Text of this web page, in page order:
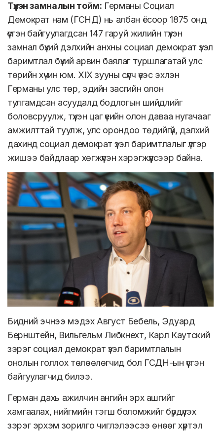
Түүхэн замналын тойм: Германы Социал
Демократ нам (ГСНД) нь албан ёсоор 1875 онд
үүсгэн байгуулагдсан 147 гаруй жилийн түүхэн
замнал бүхий дэлхийн анхны социал демократ үзэл
баримтлал бүхий арвин баялаг туршлагатай улс
төрийн хүчин юм. XIX зууны сүүлч үеэс эхлэн
Германы улс төр, эдийн засгийн олон
тулгамдсан асуудалд бодлогын шийдлийг
боловсруулж, түүхэн цаг үеийн олон даваа нугачааг
амжилттай туулж, улс орондоо төдийгүй, дэлхий
дахинд социал демократ үзэл баримтлалыг үлгэр
жишээ байдлаар хөгжүүлэн хэрэгжүүлсээр байна.
Бидний эчнээ мэдэх Август Бебель, Эдуард
Бернштейн, Вильгельм Либкнехт, Карл Каутский
зэрэг социал демократ үзэл баримтлалын
онолын голлох төлөөлөгчид бол ГСДН-ын үүсгэн
байгуулагчид билээ.
Герман дахь ажилчин ангийн эрх ашгийг
хамгаалах, нийгмийн тэгш боломжийг бүрдүүлэх
зэрэг эрхэм зорилго чиглэлээсээ өнөөг хүртэл